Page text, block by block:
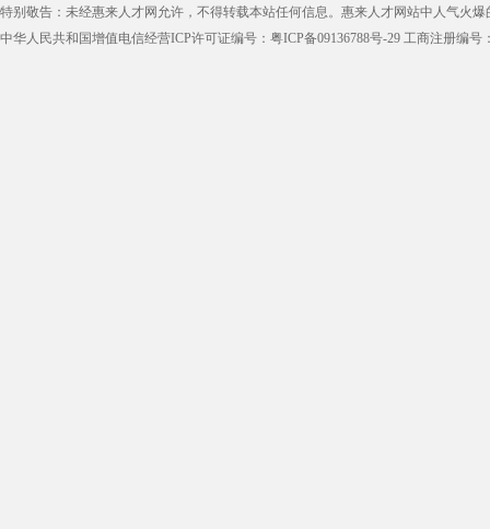
特别敬告：未经惠来人才网允许，不得转载本站任何信息。惠来人才网站中人气火
中华人民共和国增值电信经营ICP许可证编号：粤ICP备09136788号-29 工商注册编号